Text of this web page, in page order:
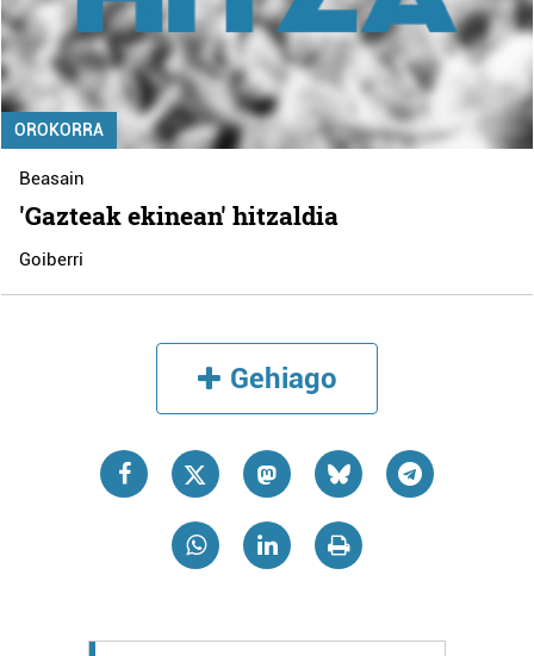
OROKORRA
Beasain
'Gazteak ekinean' hitzaldia
Goiberri
Gehiago